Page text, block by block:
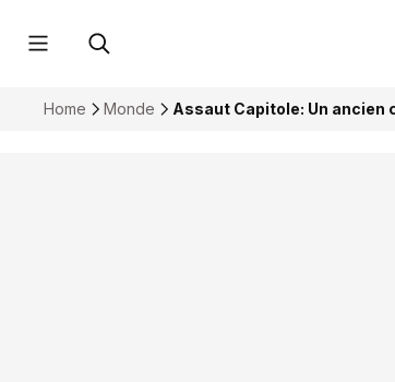
Home Monde Assaut Capitole: Un ancien